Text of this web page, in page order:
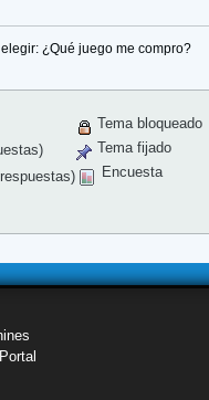
¿Qué juego me compro?
Tema bloqueado
Tema fijado
Encuesta